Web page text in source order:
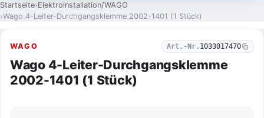
Startseite Elektroinstallation/WAGO
Wago 4-Leiter-Durchgangsklemme 2002-1401 (1 Stück)
WAGO Art.-Nr. 1033017470
Wago 4-Leiter-Durchgangsklemme
2002-1401 (1 Stück)